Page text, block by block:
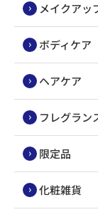
メイクアッ
ボディケア
ヘアケア
フレグラン
限定品
化粧雑貨